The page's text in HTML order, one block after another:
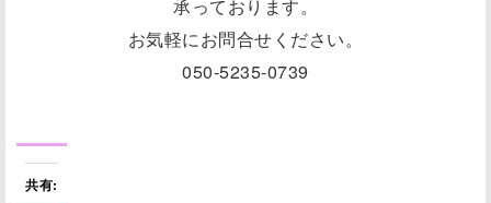
承っております。
お気軽にお問合せください。
050-5235-0739
共有: